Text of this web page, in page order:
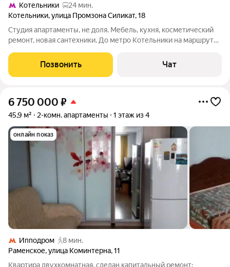
Котельники
24 мин.
Котельники,улица Промзона Силикат,18
Студия апартаменты, не доля. Мебель, кухня, косметический
ремонт, новая сантехники. До метро Котельники на маршруте
Позвонить Чат
6 750 000 ₽
45,9 м² 2-комн. апартаменты 1 этаж из 4
онлайн показ
Ипподром
8 мин.
Раменское,улица Коминтерна,11
Квартира двухкомнатная, сделан капитальный ремонт: